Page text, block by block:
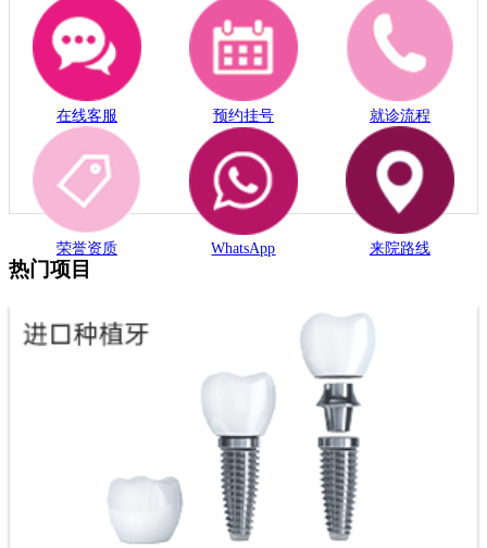
在线客服 预约挂号 就诊流程
荣誉资质 WhatsApp 来院路线
热门项目